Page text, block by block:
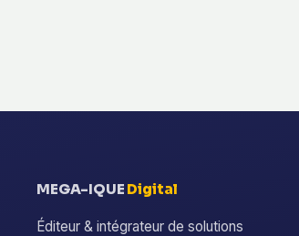
MEGA-IQUE Digital
Éditeur & intégrateur de solutions